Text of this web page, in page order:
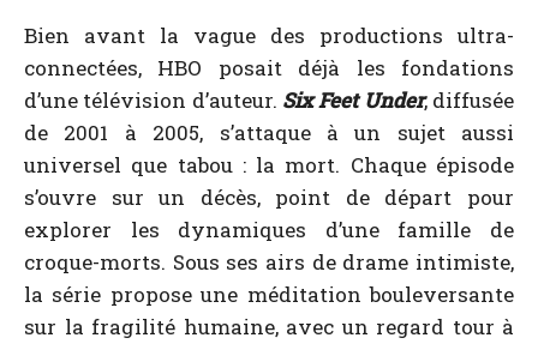
Bien avant la vague des productions ultra-
connectées, HBO posait déjà les fondations
d’une télévision d’auteur. Six Feet Under, diffusée
de 2001 à 2005, s’attaque à un sujet aussi
universel que tabou : la mort. Chaque épisode
s’ouvre sur un décès, point de départ pour
explorer les dynamiques d’une famille de
croque-morts. Sous ses airs de drame intimiste,
la série propose une méditation bouleversante
sur la fragilité humaine, avec un regard tour à